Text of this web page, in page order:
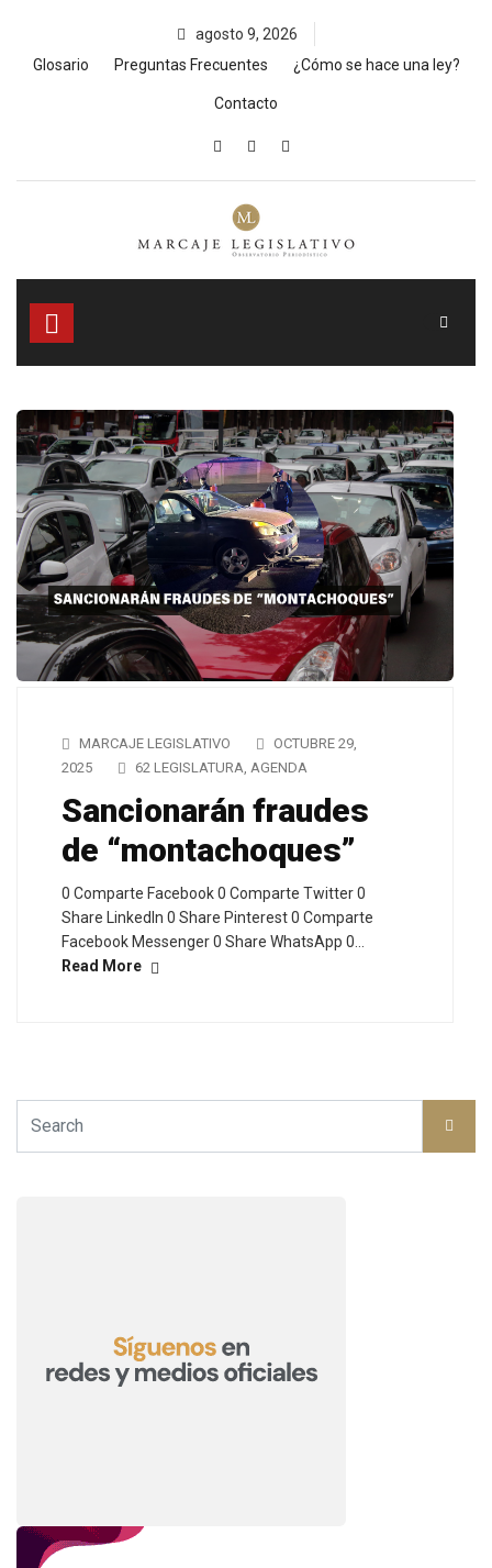
content
agosto 9, 2026
Glosario
Preguntas Frecuentes ¿Cómo se hace una ley?
Contacto
MARCAJE LEGISLATIVO
OCTUBRE 29,
2025
62 LEGISLATURA AGENDA
Sancionarán fraudes
de “montachoques”
0 Comparte Facebook 0 Comparte Twitter 0
Share LinkedIn 0 Share Pinterest 0 Comparte
Facebook Messenger 0 Share WhatsApp 0…
Read More